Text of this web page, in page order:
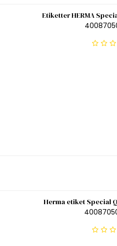
Etiketter HERMA
Herma etiket Special